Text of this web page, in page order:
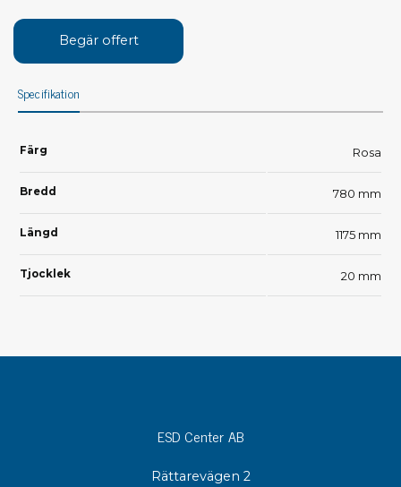
Begär offert
Specifikation
Färg Rosa
Bredd 780 mm
Längd 1175 mm
Tjocklek 20 mm
ESD Center AB
Rättarevägen 2